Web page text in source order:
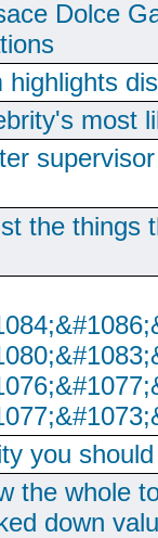
Dolce
highlights
most
the things
you
the whole
down